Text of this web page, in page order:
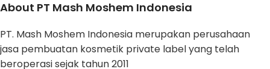
About PT Mash Moshem Indonesia
PT. Mash Moshem Indonesia merupakan perusahaan
jasa pembuatan kosmetik private label yang telah
beroperasi sejak tahun 2011